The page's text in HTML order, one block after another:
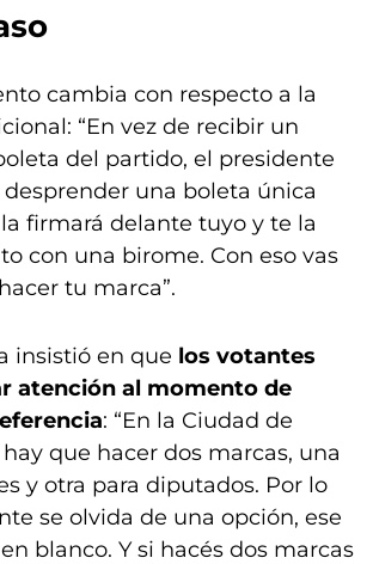
cambia con respecto a la
“En vez de recibir un
del partido, el presidente
una boleta única
firmará delante tuyo y te la
con una birome. Con eso vas
tu marca”.
insistió en que los votantes
atención al momento de
: “En la Ciudad de
que hacer dos marcas, una
y otra para diputados. Por lo
se olvida de una opción, ese
blanco. Y si hacés dos marcas